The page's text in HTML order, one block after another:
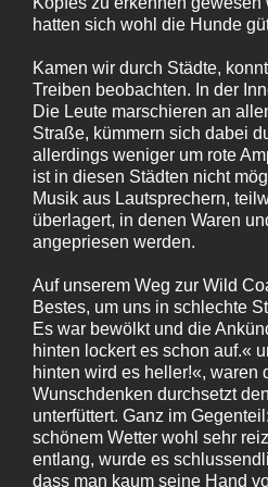
hatten sich wohl die Hunde
Kamen wir durch Städte,
Treiben beobachten. In der
Die Leute marschieren an
Straße, kümmern sich dabei
allerdings weniger um rote
ist in diesen Städten nicht
Musik aus Lautsprechern,
überlagert, in denen Waren
angepriesen werden.
Auf unserem Weg zur Wild
Bestes, um uns in schlechte
Es war bewölkt und die
hinten lockert es schon auf.«
hinten wird es heller!«, waren
Wunschdenken durchsetzt
unterfüttert. Ganz im
schönem Wetter wohl sehr
entlang, wurde es
dass man kaum seine Hand